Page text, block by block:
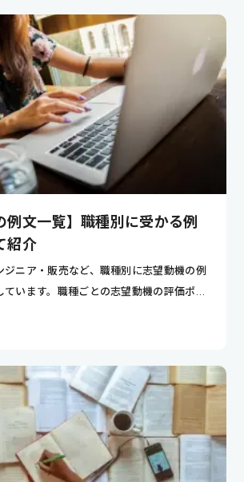
例文一覧】職種別に受かる例
紹介
ジニア・販売など、職種別に志望動機の例
います。職種ごとの志望動機の評価ポイ